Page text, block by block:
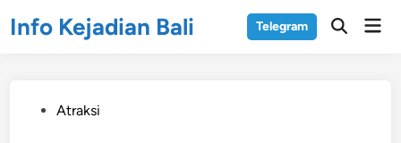
toInfo Kejadian Bali Telegram
Open
PostedAtraksi